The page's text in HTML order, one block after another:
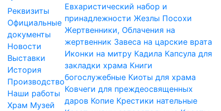
Реквизиты
Официальные
документы
Новости
Выставки
История
Производство
Наши работы
Храм Музей
Евхаристический набор и
принадлежности Жезлы Посохи
Жертвенники, Облачения на
жертвенник Завеса на царские врата
Иконки на митру Кадила Капсула для
закладки храма Книги
богослужебные Киоты для храма
Ковчеги для преждеосвященных
даров Копие Крестики нательные